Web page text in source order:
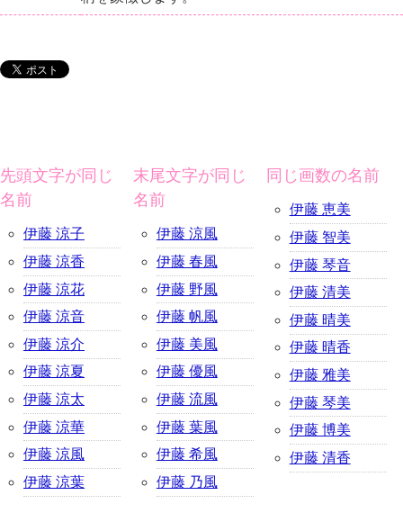
先頭文字が同じ
名前
伊藤 涼子
伊藤 涼香
伊藤 涼花
伊藤 涼音
伊藤 涼介
伊藤 涼夏
伊藤 涼太
伊藤 涼華
伊藤 涼風
伊藤 涼葉
末尾文字が同じ
名前
伊藤 涼風
伊藤 春風
伊藤 野風
伊藤 帆風
伊藤 美風
伊藤 優風
伊藤 流風
伊藤 葉風
伊藤 希風
伊藤 乃風
同じ画数の名前
伊藤 恵美
伊藤 智美
伊藤 琴音
伊藤 清美
伊藤 晴美
伊藤 晴香
伊藤 雅美
伊藤 琴美
伊藤 博美
伊藤 清香